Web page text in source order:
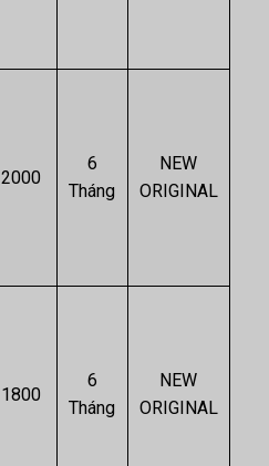
2000
6
Tháng
NEW
ORIGINAL
1800
6
Tháng
NEW
ORIGINAL